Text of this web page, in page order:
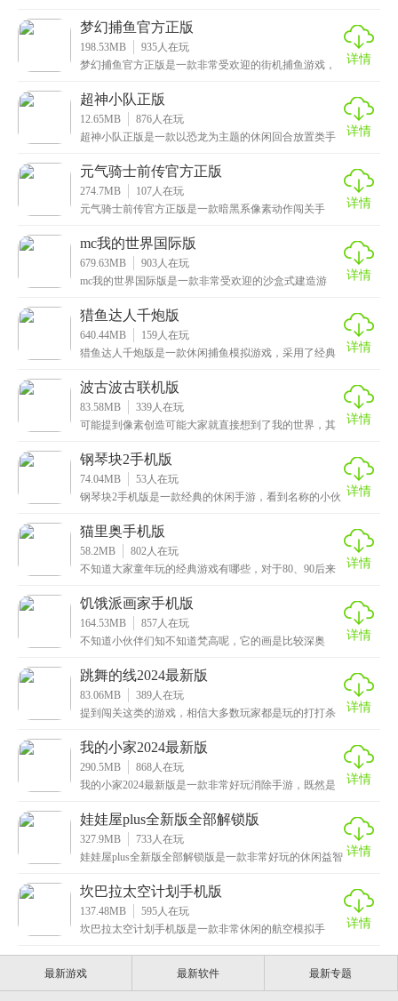
碍物
梦幻捕鱼官方正版
198.53MB 935 人在玩
梦幻捕鱼官方正版是一款非常受欢迎的街机捕鱼游戏，
游戏
详情
超神小队正版
12.65MB 876 人在玩
超神小队正版是一款以恐龙为主题的休闲回合放置类手
种类
详情
元气骑士前传官方正版
274.7MB 107 人在玩
元气骑士前传官方正版是一款暗黑系像素动作闯关手
的色彩
详情
mc我的世界国际版
679.63MB 903 人在玩
mc我的世界国际版是一款非常受欢迎的沙盒式建造游
可以
详情
猎鱼达人千炮版
640.44MB 159 人在玩
猎鱼达人千炮版是一款休闲捕鱼模拟游戏，采用了经典
轻松
详情
波古波古联机版
83.58MB 339 人在玩
可能提到像素创造可能大家就直接想到了我的世界，其
给大
详情
钢琴块2手机版
74.04MB 53 人在玩
钢琴块2手机版是一款经典的休闲手游，看到名称的小伙
候
详情
猫里奥手机版
58.2MB 802 人在玩
不知道大家童年玩的经典游戏有哪些，对于80、90后来
详情
饥饿派画家手机版
164.53MB 857 人在玩
不知道小伙伴们知不知道梵高呢，它的画是比较深奥
家的呢
详情
跳舞的线2024最新版
83.06MB 389 人在玩
提到闯关这类的游戏，相信大多数玩家都是玩的打打杀
跳舞
详情
我的小家2024最新版
290.5MB 868 人在玩
我的小家2024最新版是一款非常好玩消除手游，既然是
详情
娃娃屋plus全新版全部解锁版
327.9MB 733 人在玩
娃娃屋plus全新版全部解锁版是一款非常好玩的休闲益智 详情
坎巴拉太空计划手机版
137.48MB 595 人在玩
坎巴拉太空计划手机版是一款非常休闲的航空模拟手
拥有高
详情
最新游戏 最新软件 最新专题